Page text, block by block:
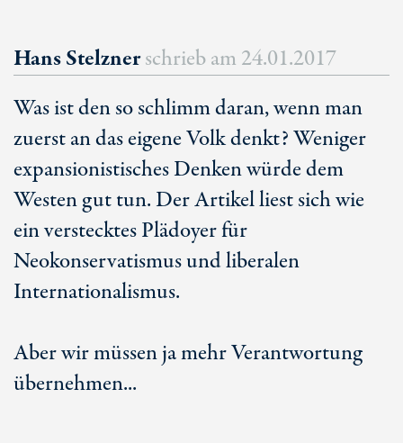
Hans Stelznerschrieb am 24.01.2017
Was ist den so schlimm daran, wenn man
zuerst an das eigene Volk denkt? Weniger
expansionistisches Denken würde dem
Westen gut tun. Der Artikel liest sich wie
ein verstecktes Plädoyer für
Neokonservatismus und liberalen
Internationalismus.
Aber wir müssen ja mehr Verantwortung
übernehmen...